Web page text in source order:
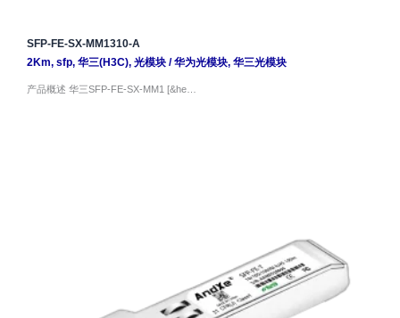
SFP-FE-SX-MM1310-A
2Km, sfp, 华三(H3C), 光模块/华为光模块, 华三光模块
产品概述 华三SFP-FE-SX-MM1 [&he…